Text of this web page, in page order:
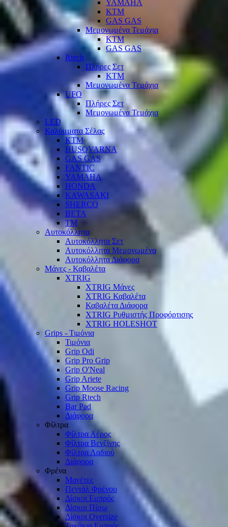
YAMAHA
KTM
GAS GAS
Μεμονωμένα Τεμάχια
KTM
GAS GAS
Rtech
Πλήρες Σετ
KTM
Μεμονωμένα Τεμάχια
UFO
Πλήρες Σετ
Μεμονωμένα Τεμάχια
LED
Καλύμματα Σέλας
KTM
HUSQVARNA
GAS GAS
FANTIC
YAMAHA
HONDA
KAWASAKI
SHERCO
BETA
TM
Αυτοκόλλητα
Αυτοκόλλητα Σετ
Αυτοκόλλητα Μεμονωμένα
Αυτοκόλλητα Διάφορα
Μάνες - Καβαλέτα
XTRIG
XTRIG Μάνες
XTRIG Καβαλέτα
Καβαλέτα Διάφορα
XTRIG Ρυθμιστής Προφόρτισης
XTRIG HOLESHOT
Grips - Τιμόνια
Τιμόνια
Grip Odi
Grip Pro Grip
Grip O'Neal
Grip Ariete
Grip Moose Racing
Grip Rtech
Bar Pad
Διάφορα
Φίλτρα
Φίλτρα Αέρος
Φίλτρα Βενζίνης
Φίλτρα Λαδιού
Διάφορα
Φρένα
Μανέτες
Πεντάλ Φρένου
Δίσκοι Εμπρός
Δίσκοι Πίσω
Δίσκοι Oversize